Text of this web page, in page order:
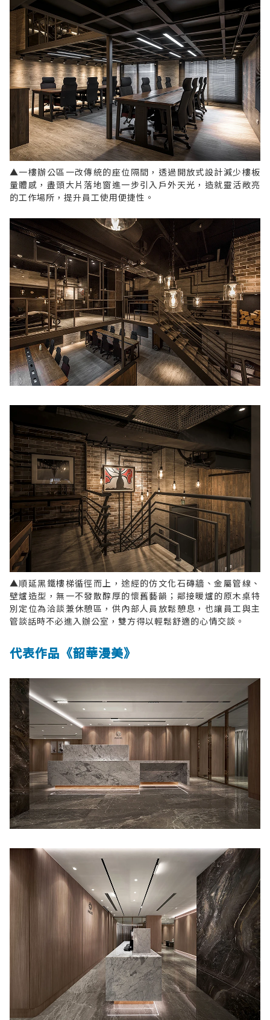
▲一樓辦公區一改傳統的座位隔間，透過開放式設計減少樓板
量體感，盡頭大片落地窗進一步引入戶外天光，造就靈活敞亮
的工作場所，提升員工使用便捷性。
▲順延黑鐵樓梯循徑而上，途經的仿文化石磚牆、金屬管線、
壁爐造型，無一不發散醇厚的懷舊藝韻；鄰接暖爐的原木桌特
別定位為洽談兼休憩區，供內部人員放鬆憩息，也讓員工與主
管談話時不必進入辦公室，雙方得以輕鬆舒適的心情交談。
代表作品《韶華漫美》